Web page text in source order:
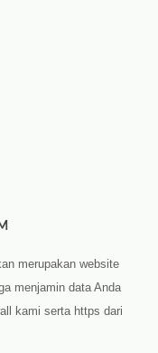
merupakan website
menjamin data Anda
kami serta https dari